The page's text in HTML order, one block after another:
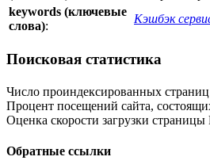
keywords (ключевые
слова):
Кэшбэк
Поисковая статистика
Число проиндексированных
Процент посещений сайта,
Оценка скорости загрузки страницы
Обратные ссылки